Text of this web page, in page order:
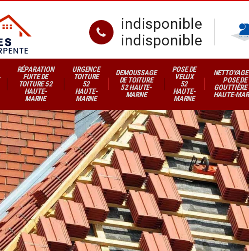
indisponible
indisponible
RÉPARATION
FUITE DE
TOITURE 52
HAUTE-
MARNE
URGENCE
TOITURE
52
HAUTE-
MARNE
DEMOUSSAGE
DE TOITURE
52 HAUTE-
MARNE
POSE DE
VELUX
52
HAUTE-
MARNE
POSE DE
HAUTE-